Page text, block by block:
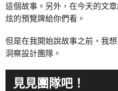
這個故事。另外，在今天的文
炫的預覽牌給你們看。
但是在我開始說故事之前，我
洞察設計團隊。
見見團隊吧！